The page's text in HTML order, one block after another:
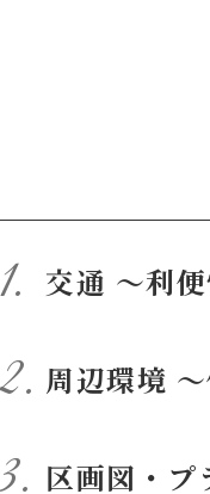
交通 ～利
周辺環境
区画図・プ